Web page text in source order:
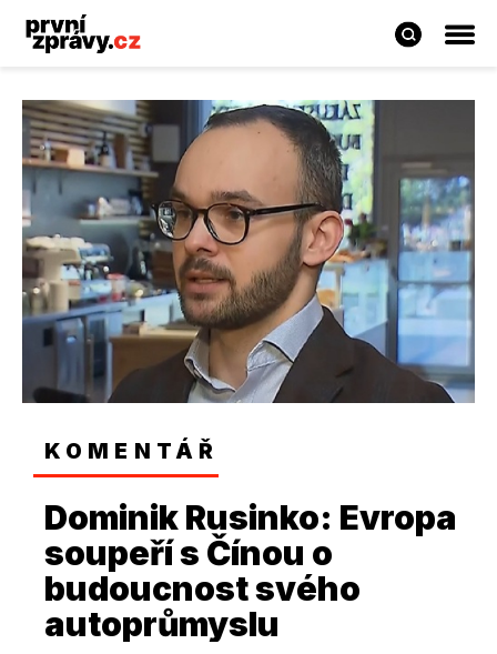
KOMENTÁŘ
Dominik Rusinko: Evropa
soupeří s Čínou o
budoucnost svého
autoprůmyslu